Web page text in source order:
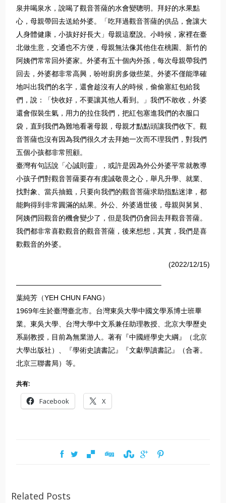
泉井喝泉水，說喝了觀音菩薩的水會變聰明。拜好的水果點
心，母親帶回去送給外婆。「吃拜過觀音菩薩的供品，會讓大
人身體健康，小孩好好長大」母親這麼說。小時候，家裡在臺
北做生意，交通也不方便，母親無法像其他住在桃園、新竹的
阿姨們常常回外婆家。外婆有五十個內外孫，每次母親帶我們
回去，外婆都非常高興，吩咐廚房多做些菜。外婆不僅能準確
地叫出我們的名字，還會趁沒有人的時候，偷偷塞紅包給我
們，說：「快收好，不要讓其他人看到。」我們不敢收，外婆
還會假裝生氣，用力的拉住我們，把紅包塞進我們的衣服口
袋，直到我們為難地看著母親，母親才點點頭讓我們收下。觀
音菩薩也沒有因為我們很久才去拜她一次而不理我們，對我們
五個小孩都非常照顧。
臺灣有句話說「心誠則靈」，或許是因為外公外婆平常就教導
小孩子們對觀音菩薩要存有虔誠敬畏之心，舉凡升學、就業、
找對象、當兵抽籤，只要向我們的觀音菩薩求助指點迷津，都
能夠得到非常圓滿的結果。外公、外婆過世後，母親與舅舅、
阿姨們回觀音的機會變少了，但是我們仍會回去拜觀音菩薩。
我們都非常喜歡觀音的觀音菩薩，後來想想，其實，我們是喜
歡觀音的外婆。
(2022/12/15)
————————————————————–
葉純芳（YEH CHUN FANG）
1969年生於臺灣臺北市。台灣東吳大學中國文學系博士班畢
業。東吳大學、台灣大學中文系兼任助理教授、北京大學歷史
系副教授，目前為無業游人。著有『中國經學史大綱』（北京
大學出版社）、『學術史讀書記』『文獻學讀書記』（合著。
北京三聯書局）等。
共有:
Facebook X
Related Posts